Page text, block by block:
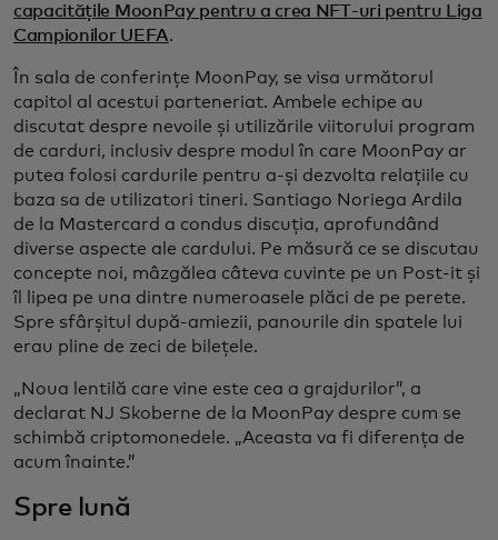
capacitățile MoonPay pentru a crea NFT-uri pentru Liga
Campionilor UEFA.
În sala de conferințe MoonPay, se visa următorul
capitol al acestui parteneriat. Ambele echipe au
discutat despre nevoile și utilizările viitorului program
de carduri, inclusiv despre modul în care MoonPay ar
putea folosi cardurile pentru a-și dezvolta relațiile cu
baza sa de utilizatori tineri. Santiago Noriega Ardila
de la Mastercard a condus discuția, aprofundând
diverse aspecte ale cardului. Pe măsură ce se discutau
concepte noi, mâzgălea câteva cuvinte pe un Post-it și
îl lipea pe una dintre numeroasele plăci de pe perete.
Spre sfârșitul după-amiezii, panourile din spatele lui
erau pline de zeci de bilețele.
„Noua lentilă care vine este cea a grajdurilor”, a
declarat NJ Skoberne de la MoonPay despre cum se
schimbă criptomonedele. „Aceasta va fi diferența de
acum înainte.”
Spre lună